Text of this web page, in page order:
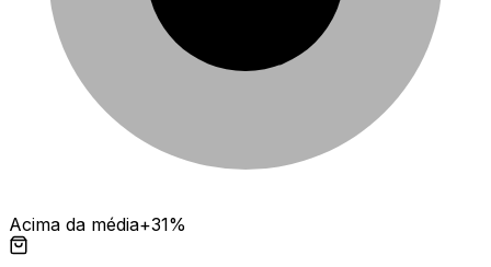
Acima da média+31%